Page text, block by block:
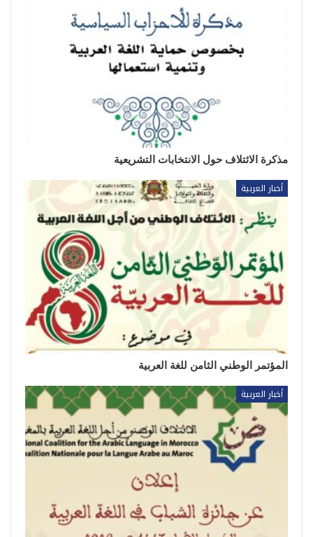
مذكرة الائتلاف حول الانتخابات التشريعية
أخبار العربية
المؤتمر الوطني الثامن للغة العربية
أخبار العربية